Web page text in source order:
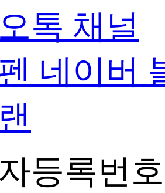
톡 채널
네이버
등록번